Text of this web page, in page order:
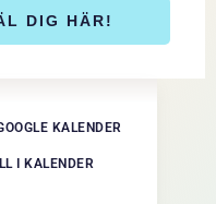
DIG HÄR!
KALENDER
I KALENDER